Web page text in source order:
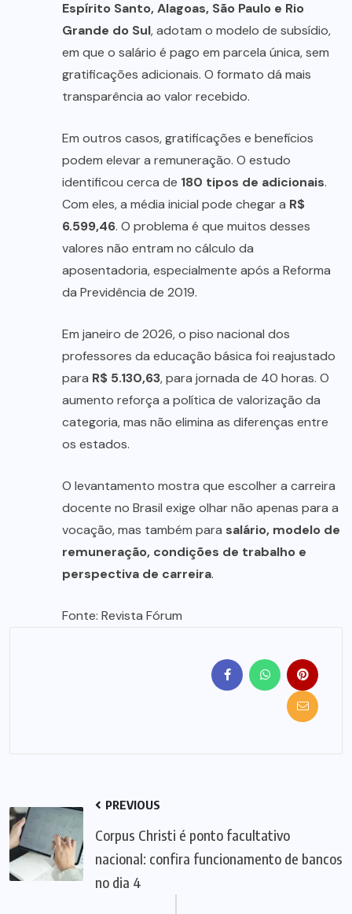
Espírito Santo, Alagoas, São Paulo e Rio
Grande do Sul, adotam o modelo de subsídio,
em que o salário é pago em parcela única, sem
gratificações adicionais. O formato dá mais
transparência ao valor recebido.
Em outros casos, gratificações e benefícios
podem elevar a remuneração. O estudo
identificou cerca de 180 tipos de adicionais.
Com eles, a média inicial pode chegar a R$
6.599,46. O problema é que muitos desses
valores não entram no cálculo da
aposentadoria, especialmente após a Reforma
da Previdência de 2019.
Em janeiro de 2026, o piso nacional dos
professores da educação básica foi reajustado
para R$ 5.130,63, para jornada de 40 horas. O
aumento reforça a política de valorização da
categoria, mas não elimina as diferenças entre
os estados.
O levantamento mostra que escolher a carreira
docente no Brasil exige olhar não apenas para a
vocação, mas também para salário, modelo de
remuneração, condições de trabalho e
perspectiva de carreira.
Fonte: Revista Fórum
PREVIOUS
Corpus Christi é ponto facultativo
nacional: confira funcionamento de bancos
no dia 4